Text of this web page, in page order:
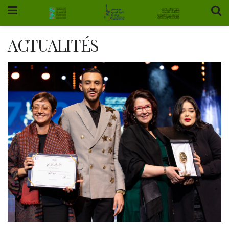
ACTUALITÉS
13 mars 2023
Soirée clôture FCT 2023